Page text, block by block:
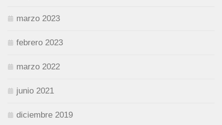
marzo 2023
febrero 2023
marzo 2022
junio 2021
diciembre 2019